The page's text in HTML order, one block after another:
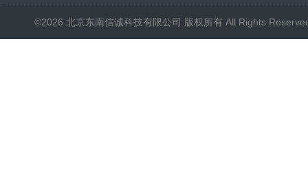
©2026 北京东南信诚科技有限公司 版权所有 All Rights